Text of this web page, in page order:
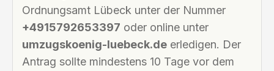
Ordnungsamt Lübeck unter der Nummer
+4915792653397 oder online unter
umzugskoenig-luebeck.de erledigen. Der
Antrag sollte mindestens 10 Tage vor dem